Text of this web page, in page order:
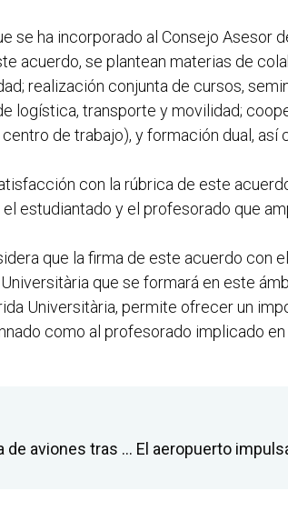
se ha incorporado al Consejo Asesor
acuerdo, se plantean materias de
realización conjunta de cursos,
logística, transporte y movilidad;
de trabajo), y formación dual, así
con la rúbrica de este
estudiantado y el profesorado que
que la firma de este acuerdo con
que se formará en este
Universitària, permite ofrecer un
como al profesorado implicado en
El aeropuerto amplía su capacidad de acogida de aviones tras activar nuevas zonas de expansión